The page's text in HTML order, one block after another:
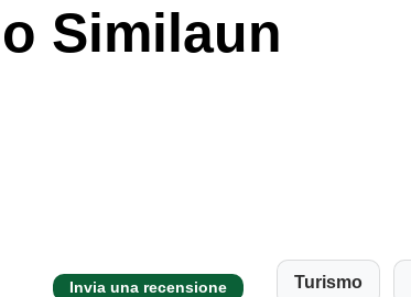
Similaun
Invia una recensione Turismo